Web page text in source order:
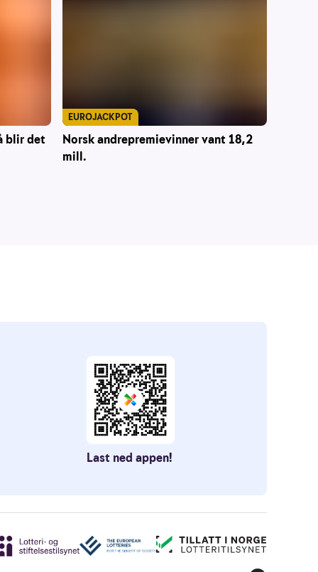
blir det
Norsk andrepremievinner vant 18,2
mill.
EUROJACKPOT
Last ned appen!